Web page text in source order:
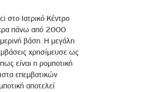
Ιατρικό Κέντρο
πάνω από 2000
βάση. Η μεγάλη
χρησίμευσε ως
είναι η ρομποτική
επεμβατικών
αποτελεί